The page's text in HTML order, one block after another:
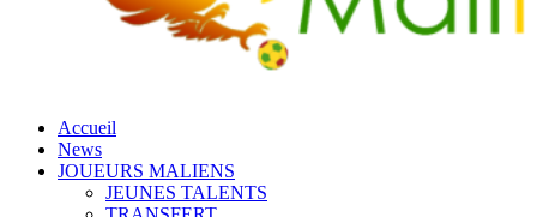
Accueil
News
JOUEURS MALIENS
JEUNES TALENTS